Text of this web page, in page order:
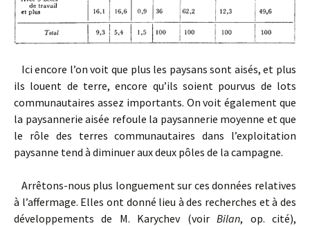
Ici encore l’on voit que plus les paysans sont aisés, et plus
ils louent de terre, encore qu’ils soient pourvus de lots
communautaires assez importants. On voit également que
la paysannerie aisée refoule la paysannerie moyenne et que
le rôle des terres communautaires dans l’exploitation
paysanne tend à diminuer aux deux pôles de la campagne.
Arrêtons-nous plus longuement sur ces données relatives
à l’affermage. Elles ont donné lieu à des recherches et à des
développements de M. Karychev (voirBilan, op. cité),